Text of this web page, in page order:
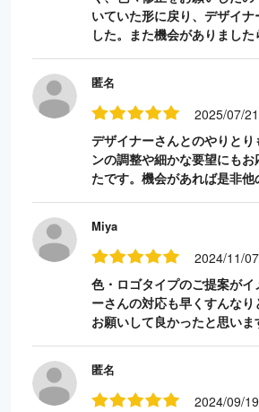
いていた形に戻り、デザイ
した。また機会がありました
匿名
2025/07/
デザイナーさんとのやりと
ンの調整や細かな要望にも
たです。機会があれば是非他
Miya
2024/11/
色・ロゴタイプのご提案が
ーさんの対応も早くすんな
お願いして良かったと思いま
匿名
2024/09/